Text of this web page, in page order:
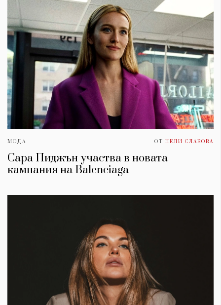
МОДА ОТ НЕЛИ СЛАВОВА
Сара Пиджън участва в новата
кампания на Balenciaga